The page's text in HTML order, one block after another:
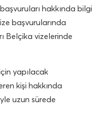
hakkında bilgi
başvurularında
Belçika vizelerinde
yapılacak
kişi hakkında
uzun sürede